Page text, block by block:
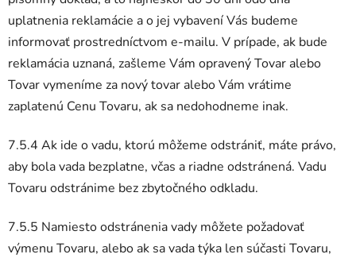
uplatnenia reklamácie a o jej vybavení Vás budeme
informovať prostredníctvom e-mailu. V prípade, ak bude
reklamácia uznaná, zašleme Vám opravený Tovar alebo
Tovar vymeníme za nový tovar alebo Vám vrátime
zaplatenú Cenu Tovaru, ak sa nedohodneme inak.
7.5.4 Ak ide o vadu, ktorú môžeme odstrániť, máte právo,
aby bola vada bezplatne, včas a riadne odstránená. Vadu
Tovaru odstránime bez zbytočného odkladu.
7.5.5 Namiesto odstránenia vady môžete požadovať
výmenu Tovaru, alebo ak sa vada týka len súčasti Tovaru,